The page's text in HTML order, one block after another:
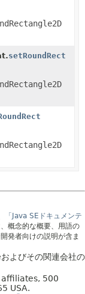
setRoundRect
「Java SEドキュメンテ
概念的な概要、用語の
発者向けの説明が含ま
よびその関連会社の
500
USA.